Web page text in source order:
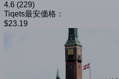
4.6 (229)
Tiqets最安価格：
$23.19